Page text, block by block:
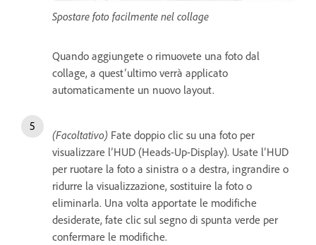
Spostare foto facilmente nel collage
Quando aggiungete o rimuovete una foto dal
collage, a quest’ultimo verrà applicato
automaticamente un nuovo layout.
(Facoltativo) Fate doppio clic su una foto per
visualizzare l’HUD (Heads-Up-Display). Usate l’HUD
per ruotare la foto a sinistra o a destra, ingrandire o
ridurre la visualizzazione, sostituire la foto o
eliminarla. Una volta apportate le modifiche
desiderate, fate clic sul segno di spunta verde per
confermare le modifiche.